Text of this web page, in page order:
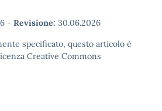
- Revisione: 30.06.2026
specificato, questo articolo è
Creative Commons